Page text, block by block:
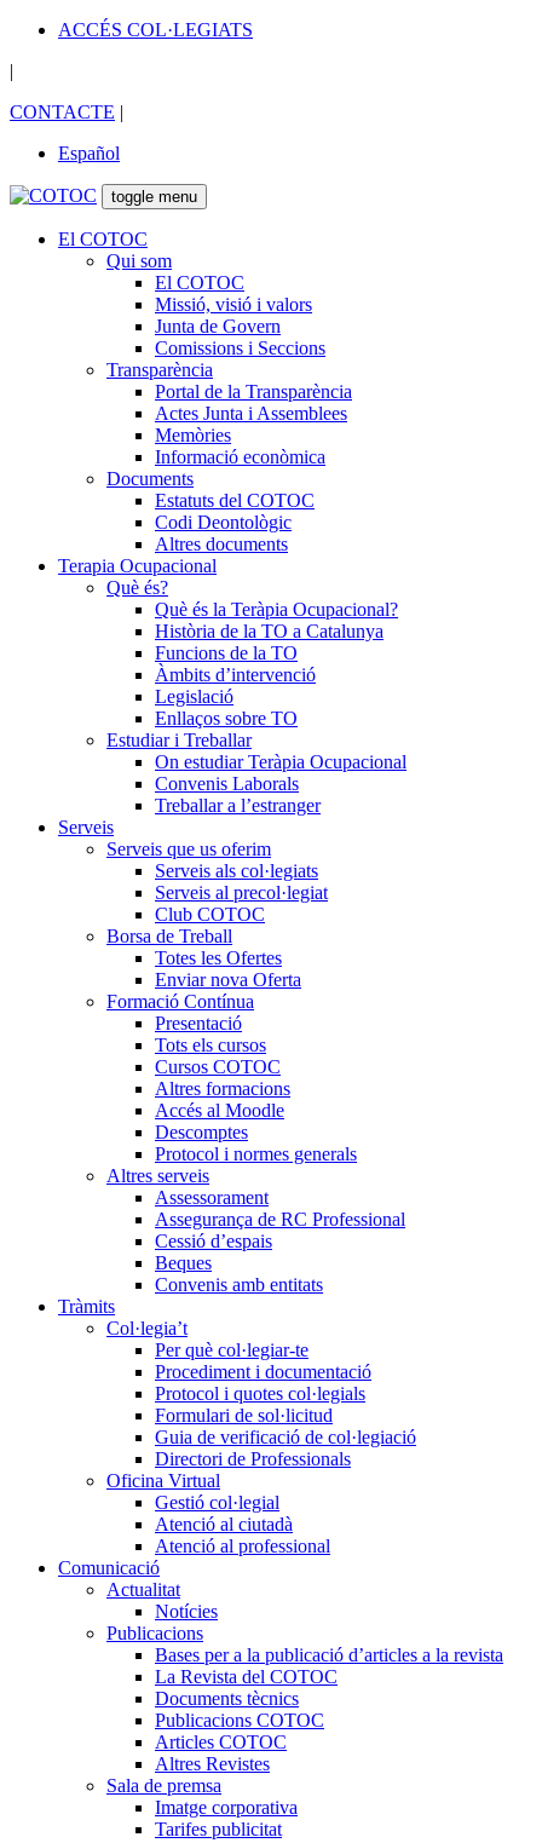
ACCÉS COL·LEGIATS
|
CONTACTE |
Español
toggle menu
El COTOC
Qui som
El COTOC
Missió, visió i valors
Junta de Govern
Comissions i Seccions
Transparència
Portal de la Transparència
Actes Junta i Assemblees
Memòries
Informació econòmica
Documents
Estatuts del COTOC
Codi Deontològic
Altres documents
Terapia Ocupacional
Què és?
Què és la Teràpia Ocupacional?
Història de la TO a Catalunya
Funcions de la TO
Àmbits d’intervenció
Legislació
Enllaços sobre TO
Estudiar i Treballar
On estudiar Teràpia Ocupacional
Convenis Laborals
Treballar a l’estranger
Serveis
Serveis que us oferim
Serveis als col·legiats
Serveis al precol·legiat
Club COTOC
Borsa de Treball
Totes les Ofertes
Enviar nova Oferta
Formació Contínua
Presentació
Tots els cursos
Cursos COTOC
Altres formacions
Accés al Moodle
Descomptes
Protocol i normes generals
Altres serveis
Assessorament
Assegurança de RC Professional
Cessió d’espais
Beques
Convenis amb entitats
Tràmits
Col·legia’t
Per què col·legiar-te
Procediment i documentació
Protocol i quotes col·legials
Formulari de sol·licitud
Guia de verificació de col·legiació
Directori de Professionals
Oficina Virtual
Gestió col·legial
Atenció al ciutadà
Atenció al professional
Comunicació
Actualitat
Notícies
Publicacions
Bases per a la publicació d’articles a la revista
La Revista del COTOC
Documents tècnics
Publicacions COTOC
Articles COTOC
Altres Revistes
Sala de premsa
Imatge corporativa
Tarifes publicitat